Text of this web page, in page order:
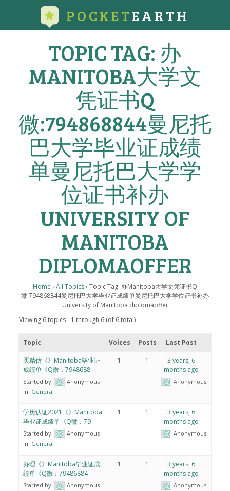
POCKETEARTH
TOPIC TAG: 办
MANITOBA大学文
凭证书Q
微:794868844曼尼托
巴大学毕业证成绩
单曼尼托巴大学学
位证书补办
UNIVERSITY OF
MANITOBA
DIPLOMAOFFER
Home › All Topics› Topic Tag: 办Manitoba大学文凭证书Q
微:794868844曼尼托巴大学毕业证成绩单曼尼托巴大学学位证书补办
University of Manitoba diplomaoffer
Viewing 6 topics - 1 through 6 (of 6 total)
Topic Voices Posts Last Post
买精仿《》Manitoba毕业证
成绩单《Q微：7948688
Started by:
Anonymous
in: General
1 1
3 years, 6
months ago
Anonymous
学历认证2021《》Manitoba
毕业证成绩单《Q微：79
Started by:
Anonymous
in: General
1 1
3 years, 6
months ago
Anonymous
办理《》Manitoba毕业证成
绩单《Q微：79486884
Started by:
Anonymous
1 1
3 years, 6
months ago
Anonymous